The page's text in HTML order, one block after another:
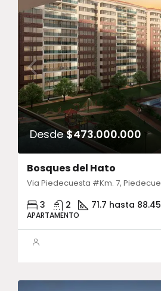
Desde$473.000.000
Bosques del Hato
3 2 71.7 hasta 88.45
APARTAMENTO